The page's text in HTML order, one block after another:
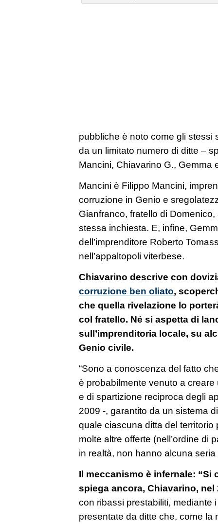
pubbliche è noto come gli stessi
da un limitato numero di ditte –
Mancini, Chiavarino G., Gemma
Mancini è Filippo Mancini,
corruzione in Genio e
Gianfranco, fratello di
stessa inchiesta. E, infine,
dell’imprenditore Roberto
nell’appaltopoli viterbese.
Chiavarino descrive con
corruzione ben oliato,
che quella rivelazione lo
col fratello. Né si aspetta di
sull’imprenditoria locale, su
Genio civile.
“Sono a conoscenza del fatto
è probabilmente venuto a
e di spartizione reciproca degli
2009 -, garantito da un sistema
quale ciascuna ditta del territorio
molte altre offerte (nell’ordine di
in realtà, non hanno alcuna
Il meccanismo è infernale: “Si
spiega ancora, Chiavarino, nel
con ribassi prestabiliti, mediante
presentate da ditte che, come la